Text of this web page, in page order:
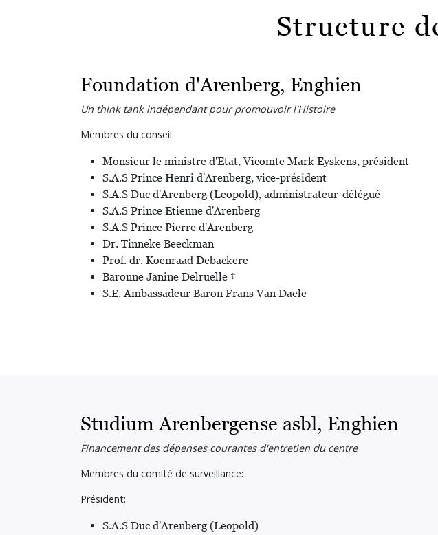
Structure
Foundation d'Arenberg, Enghien
Un think tank indépendant pour promouvoir l'Histoire
Membres du conseil:
Monsieur le ministre d'Etat, Vicomte Mark Eyskens, président
S.A.S Prince Henri d'Arenberg, vice-président
S.A.S Duc d'Arenberg (Leopold), administrateur-délégué
S.A.S Prince Etienne d'Arenberg
S.A.S Prince Pierre d'Arenberg
Dr. Tinneke Beeckman
Prof. dr. Koenraad Debackere
Baronne Janine Delruelle †
S.E. Ambassadeur Baron Frans Van Daele
Studium Arenbergense asbl, Enghien
Financement des dépenses courantes d'entretien du centre
Membres du comité de surveillance:
Président:
S.A.S Duc d'Arenberg (Leopold)